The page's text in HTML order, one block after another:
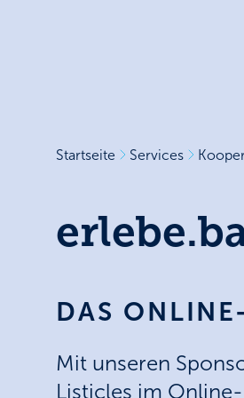
Startseite Services
DAS
Mit unseren
Listicles im